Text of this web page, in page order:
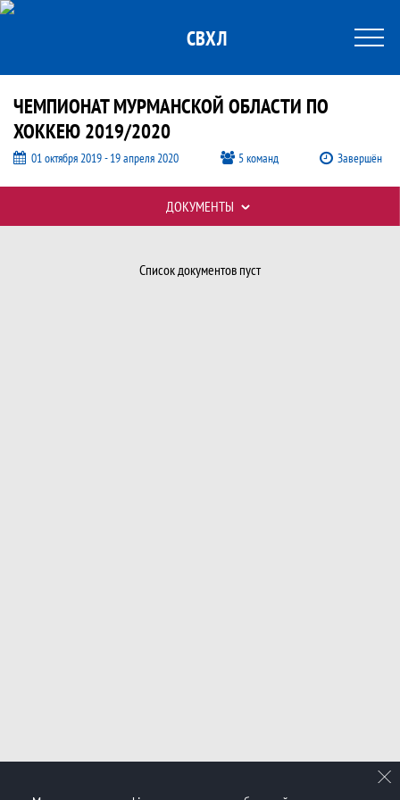
СВХЛ
ЧЕМПИОНАТ МУРМАНСКОЙ ОБЛАСТИ ПО
ХОККЕЮ 2019/2020
01 октября 2019 - 19 апреля 2020 5 команд Завершён
Список документов пуст
ДОКУМЕНТЫ
Таблицы турнира